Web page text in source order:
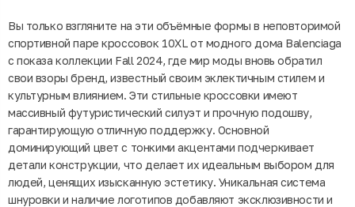
Вы только взгляните на эти объёмные формы в неповторимой
спортивной паре кроссовок 10XL от модного дома Balenciaga
с показа коллекции Fall 2024, где мир моды вновь обратил
свои взоры бренд, известный своим эклектичным стилем и
культурным влиянием. Эти стильные кроссовки имеют
массивный футуристический силуэт и прочную подошву,
гарантирующую отличную поддержку. Основной
доминирующий цвет с тонкими акцентами подчеркивает
детали конструкции, что делает их идеальным выбором для
людей, ценящих изысканную эстетику. Уникальная система
шнуровки и наличие логотипов добавляют эксклюзивности и